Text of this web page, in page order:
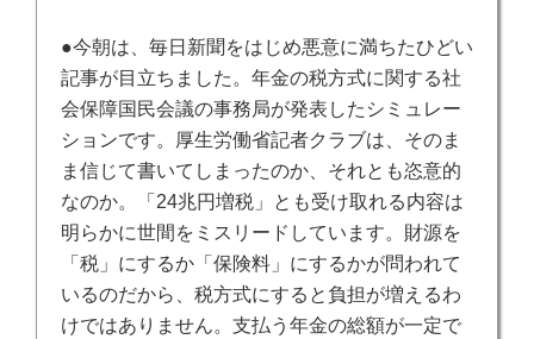
●今朝は、毎日新聞をはじめ悪意に満ちたひどい
記事が目立ちました。年金の税方式に関する社
会保障国民会議の事務局が発表したシミュレー
ションです。厚生労働省記者クラブは、そのま
ま信じて書いてしまったのか、それとも恣意的
なのか。「24兆円増税」とも受け取れる内容は
明らかに世間をミスリードしています。財源を
「税」にするか「保険料」にするかが問われて
いるのだから、税方式にすると負担が増えるわ
けではありません。支払う年金の総額が一定で